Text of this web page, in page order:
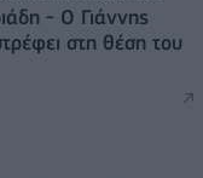
- Ο Γιάννης
στη θέση του